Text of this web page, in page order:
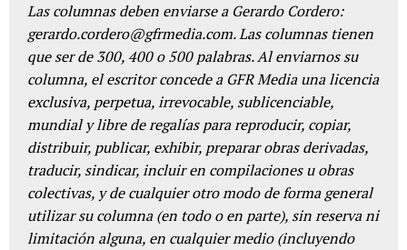
Las columnas deben enviarse a Gerardo Cordero:
gerardo.cordero@gfrmedia.com. Las columnas tienen
que ser de 300, 400 o 500 palabras. Al enviarnos su
columna, el escritor concede a GFR Media una licencia
exclusiva, perpetua, irrevocable, sublicenciable,
mundial y libre de regalías para reproducir, copiar,
distribuir, publicar, exhibir, preparar obras derivadas,
traducir, sindicar, incluir en compilaciones u obras
colectivas, y de cualquier otro modo de forma general
utilizar su columna (en todo o en parte), sin reserva ni
limitación alguna, en cualquier medio (incluyendo